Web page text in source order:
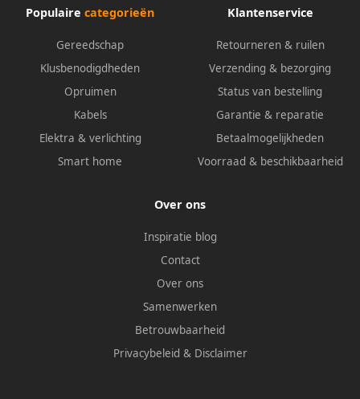
Populaire categorieën
Gereedschap
Klusbenodigdheden
Opruimen
Kabels
Elektra & verlichting
Smart home
Klantenservice
Retourneren & ruilen
Verzending & bezorging
Status van bestelling
Garantie & reparatie
Betaalmogelijkheden
Voorraad & beschikbaarheid
Over ons
Inspiratie blog
Contact
Over ons
Samenwerken
Betrouwbaarheid
Privacybeleid & Disclaimer